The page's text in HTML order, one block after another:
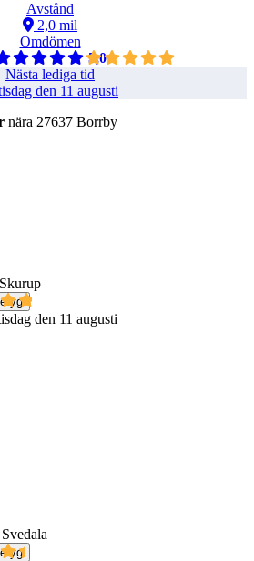
Avstånd
2,0 mil
Omdömen
5,0
Nästa lediga tid
den 11 augusti
nära 27637 Borrby
den 11 augusti